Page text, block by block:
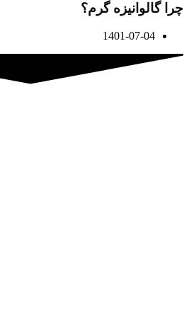
چرا گالوانیزه گرم؟
1401-07-04